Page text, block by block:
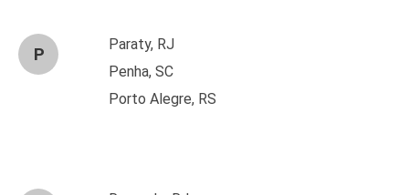
P
Paraty, RJ
Penha, SC
Porto Alegre, RS